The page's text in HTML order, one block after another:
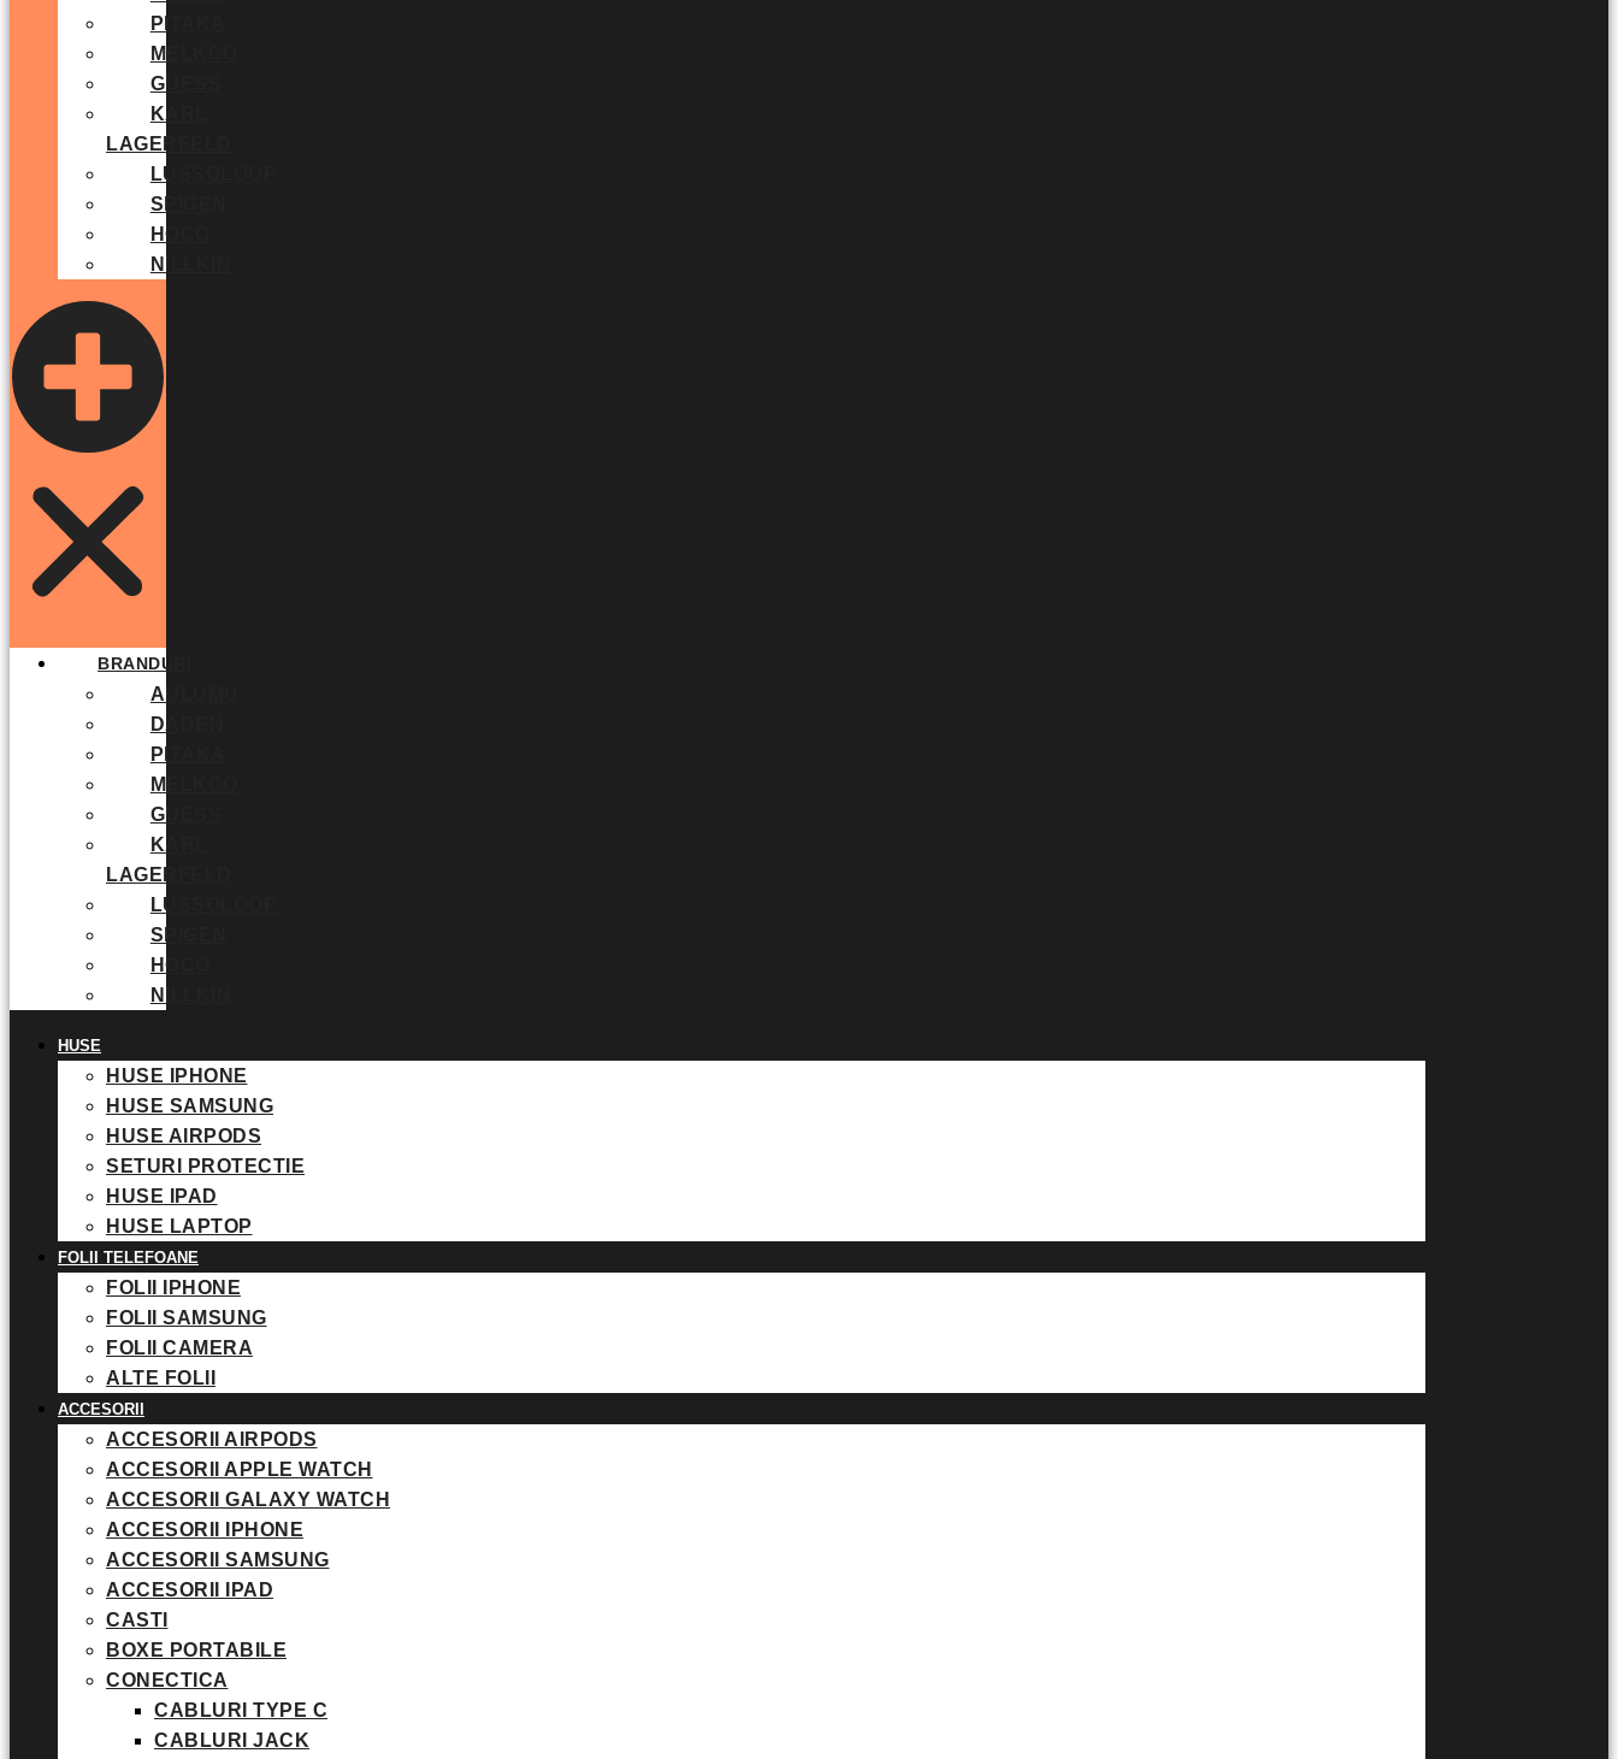
PITAKA
MELKCO
GUESS
KARL
LAGERFELD
LUSSOLOOP
SPIGEN
HOCO
NILLKIN
BRANDURI
AULUMU
DADEN
PITAKA
MELKCO
GUESS
KARL
LAGERFELD
LUSSOLOOP
SPIGEN
HOCO
NILLKIN
HUSE
HUSE IPHONE
HUSE SAMSUNG
HUSE AIRPODS
SETURI PROTECTIE
HUSE IPAD
HUSE LAPTOP
FOLII TELEFOANE
FOLII IPHONE
FOLII SAMSUNG
FOLII CAMERA
ALTE FOLII
ACCESORII
ACCESORII AIRPODS
ACCESORII APPLE WATCH
ACCESORII GALAXY WATCH
ACCESORII IPHONE
ACCESORII SAMSUNG
ACCESORII IPAD
CASTI
BOXE PORTABILE
CONECTICA
CABLURI TYPE C
CABLURI JACK